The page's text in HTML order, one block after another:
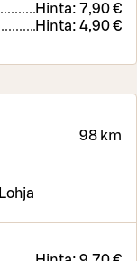
Hinta: 7,90 €
Hinta: 4,90 €
98 km
Lohja